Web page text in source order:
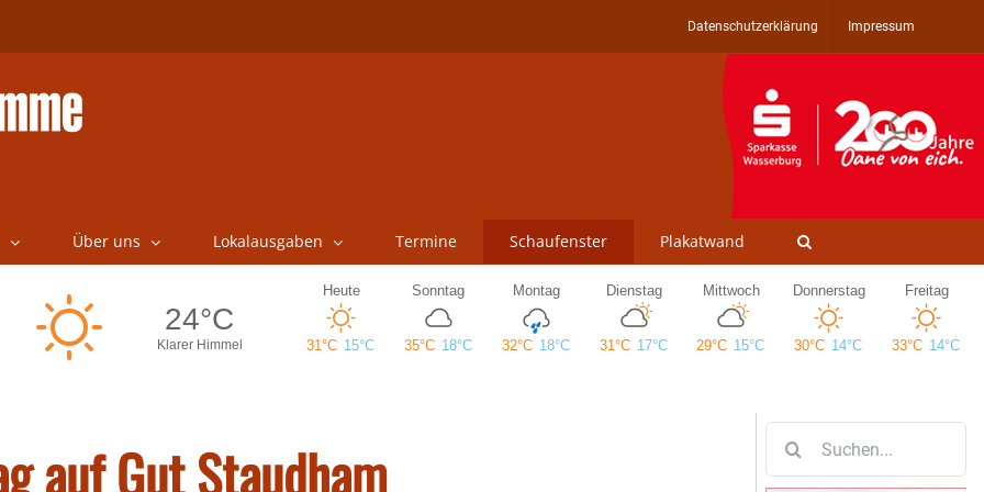
Datenschutzerklärung Impressum
Über uns Lokalausgaben Termine Schaufenster Plakatwand
auf Gut Staudham
nach: